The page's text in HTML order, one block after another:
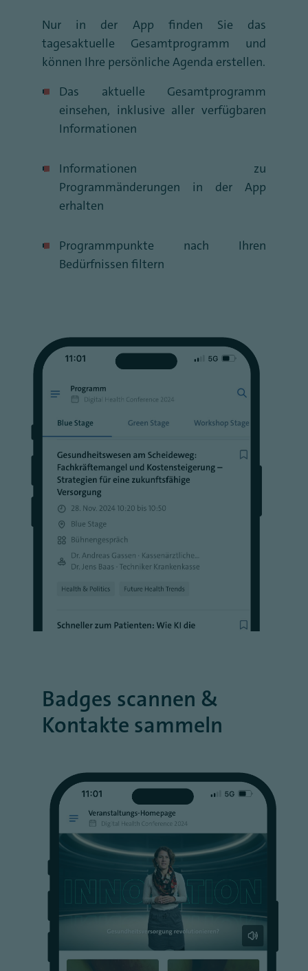
Nur in der App finden Sie das
tagesaktuelle Gesamtprogramm und
können Ihre persönliche Agenda erstellen.
Das aktuelle Gesamtprogramm
einsehen, inklusive aller verfügbaren
Informationen
Informationen zu
Programmänderungen in der App
erhalten
Programmpunkte nach Ihren
Bedürfnissen filtern
Badges scannen &
Kontakte sammeln